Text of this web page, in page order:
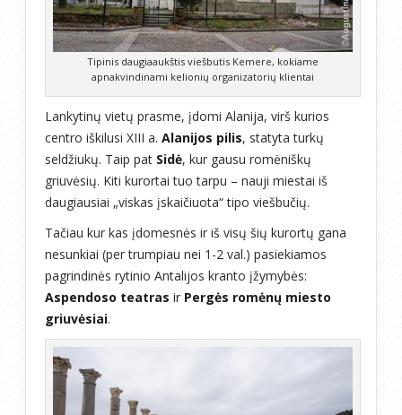
Tipinis daugiaaukštis viešbutis Kemere, kokiame
apnakvindinami kelionių organizatorių klientai
Lankytinų vietų prasme, įdomi Alanija, virš kurios
centro iškilusi XIII a. Alanijos pilis, statyta turkų
seldžiukų. Taip pat Sidė, kur gausu romėniškų
griuvėsių. Kiti kurortai tuo tarpu – nauji miestai iš
daugiausiai „viskas įskaičiuota“ tipo viešbučių.
Tačiau kur kas įdomesnės ir iš visų šių kurortų gana
nesunkiai (per trumpiau nei 1-2 val.) pasiekiamos
pagrindinės rytinio Antalijos kranto įžymybės:
Aspendoso teatras ir Pergės romėnų miesto
griuvėsiai.